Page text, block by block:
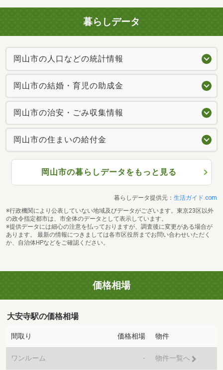
暮らしデータ
岡山市の人口などの統計情報
岡山市の結婚・育児の助成金
岡山市の治安・ごみ収集情報
岡山市の住まいの給付金
岡山市の暮らしデータをもっと見る
暮らしデータ提供元： 生活ガイド.com
※行政機関により公表していない地域及びデータがございます。東京23区以外
の政令指定都市は、市全体のデータとして表示しています。
※提供データには細心の注意を払っておりますが、調査後に変更がある場合が
あります。 最新の情報につきましては各市区役所までお問い合わせいただく
か、自治体HPなどをご確認ください。
価格相場
大安寺駅の価格相場
間取り 価格相場 物件
ワンルーム - 物件一覧へ